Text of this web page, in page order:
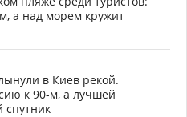
а над морем кружит
в Киев рекой.
к 90-м, а лучшей
спутник